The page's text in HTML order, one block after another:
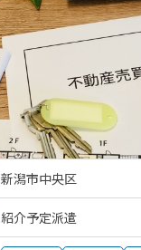
新潟市中央区
紹介予定派遣